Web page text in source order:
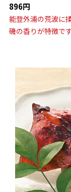
896円
能登外浦の荒波に
磯の香りが特徴です